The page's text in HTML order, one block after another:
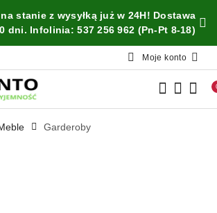
głównej
konto
głównego
produktu
stanie z wysyłką już w 24H! Dostawa
dni. Infolinia: 537 256 962 (Pn-Pt 8-18)
Moje konto
Garderoby